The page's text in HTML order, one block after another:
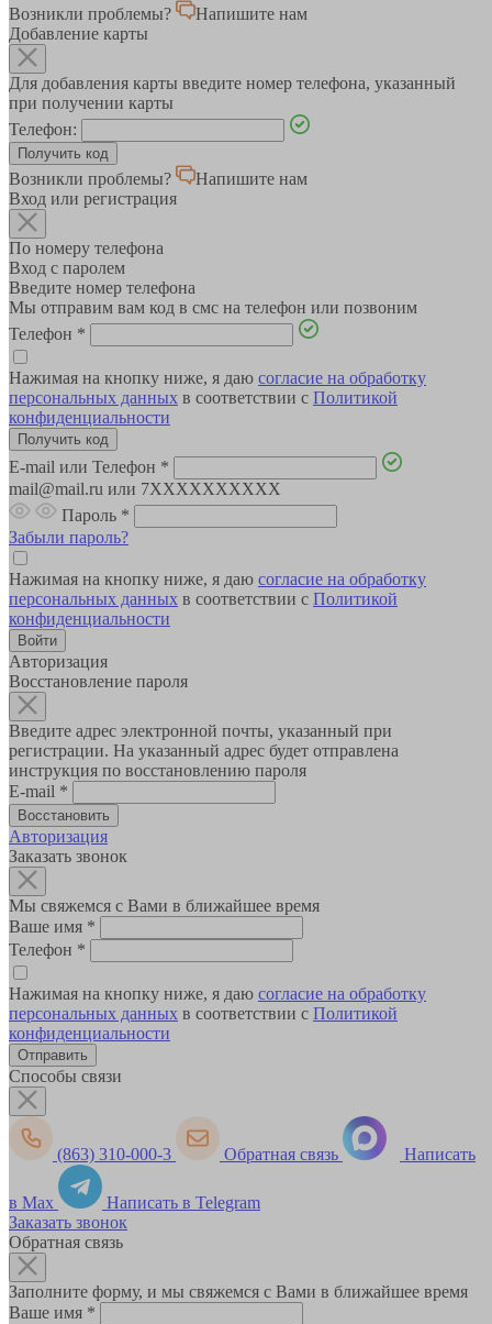
Возникли проблемы?
Напишите нам
Добавление карты
Для добавления карты введите номер телефона, указанный
при получении карты
Телефон:
Возникли проблемы?
Напишите нам
Вход или регистрация
По номеру телефона
Вход с паролем
Введите номер телефона
Мы отправим вам код в смс на телефон или позвоним
Телефон *
Нажимая на кнопку ниже, я даю согласие на обработку
персональных данных в соответствии с Политикой
конфиденциальности
E-mail или Телефон *
mail@mail.ru или 7XXXXXXXXXX
Пароль *
Забыли пароль?
Нажимая на кнопку ниже, я даю согласие на обработку
персональных данных в соответствии с Политикой
конфиденциальности
Авторизация
Восстановление пароля
Введите адрес электронной почты, указанный при
регистрации. На указанный адрес будет отправлена
инструкция по восстановлению пароля
E-mail *
Авторизация
Заказать звонок
Мы свяжемся с Вами в ближайшее время
Ваше имя *
Телефон *
Нажимая на кнопку ниже, я даю согласие на обработку
персональных данных в соответствии с Политикой
конфиденциальности
Способы связи
(863) 310-000-3 Обратная связь Написать
в Max
Написать в Telegram
Заказать звонок
Обратная связь
Заполните форму, и мы свяжемся с Вами в ближайшее время
Ваше имя *